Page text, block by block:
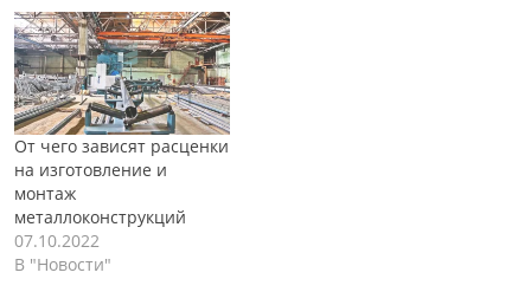
От чего зависят расценки
на изготовление и
монтаж
металлоконструкций
07.10.2022
В "Новости"